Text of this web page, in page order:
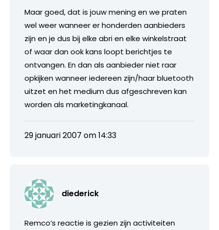
Maar goed, dat is jouw mening en we praten
wel weer wanneer er honderden aanbieders
zijn en je dus bij elke abri en elke winkelstraat
of waar dan ook kans loopt berichtjes te
ontvangen. En dan als aanbieder niet raar
opkijken wanneer iedereen zijn/haar bluetooth
uitzet en het medium dus afgeschreven kan
worden als marketingkanaal.
29 januari 2007 om 14:33
diederick
Remco’s reactie is gezien zijn activiteiten